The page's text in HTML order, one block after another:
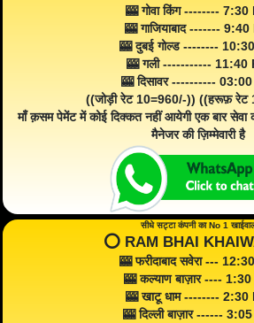
🎰 गोवा किंग -------- 7:30
🎰 गाजियाबाद ------- 9:40
🎰 दुबई गोल्ड --------
🎰 गली ----------- 11:40
🎰 दिसावर ----------
((जोड़ी रेट 10=960/-)) ((हरूफ़ रेट
माँ क़सम पेमेंट में कोई दिक्कत नहीं आयेगी एक बार सेवा
मैनेजर की ज़िम्मेवारी है
सीधे सट्टा कंपनी का No 1
⭕️ RAM BHAI
🎰 फरीदाबाद सवेरा ---
🎰 कल्याण बाज़ार ----
🎰 खाटू धाम -------- 2:30
🎰 दिल्ली बाज़ार ------